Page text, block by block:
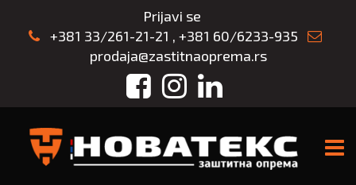
Prijavi se
+381 33/261-21-21 , +381 60/6233-935
prodaja@zastitnaoprema.rs
FacebookInstagram
LinkedIn